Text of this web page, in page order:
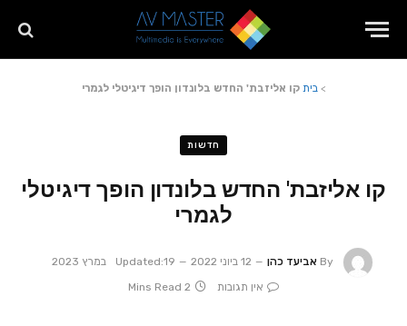
>בית קו אליזבת' החדש בלונדון הופך דיגיטלי לגמרי
חדשות
קו אליזבת' החדש בלונדון הופך דיגיטלי
לגמרי
By אביעד כהן 12 ביוני 2022 Updated:19 במרץ 2023
אין תגובות
2 Mins Read